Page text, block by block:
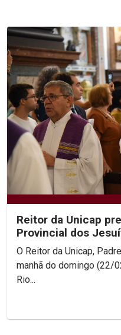
Reitor da Unicap
Provincial dos
O Reitor da Unicap,
manhã do domingo (22/
Rio...